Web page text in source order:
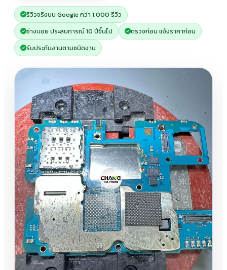
รีวิวจริงบน Google กว่า 1,000 รีวิว
ช่างบอย ประสบการณ์ 10 ปีขึ้นไป
ตรวจก่อน แจ้งราคาก่อน
รับประกันงานตามชนิดงาน